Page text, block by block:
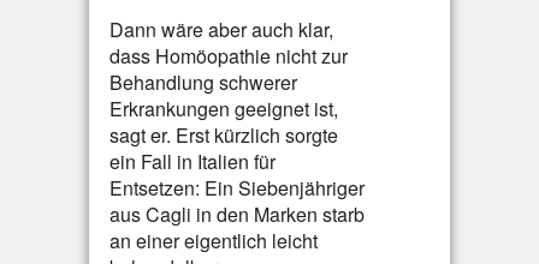
Dann wäre aber auch klar,
dass Homöopathie nicht zur
Behandlung schwerer
Erkrankungen geeignet ist,
sagt er. Erst kürzlich sorgte
ein Fall in Italien für
Entsetzen: Ein Siebenjähriger
aus Cagli in den Marken starb
an einer eigentlich leicht